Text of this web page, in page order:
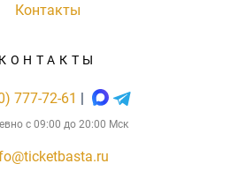
Контакты
КОНТАКТЫ
777-72-61 |
с 09:00 до 20:00 Мск